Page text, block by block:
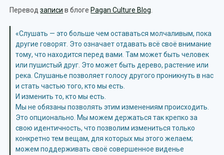
Переводзаписи в блоге Pagan Culture Blog
«Слушать — это больше чем оставаться молчаливым, пока
другие говорят. Это означает отдавать всё своё внимание
тому, что находится перед вами. Там может быть человек
или пушистый друг. Это может быть дерево, растение или
река. Слушанье позволяет голосу другого проникнуть в нас
и стать частью того, кто мы есть.
И изменить то, кто мы есть.
Мы не обязаны позволять этим изменениям происходить.
Это опционально. Мы можем держаться так крепко за
свою идентичность, что позволим измениться только
конкретно тем вещам, для которых мы этого желаем;
можем поддерживать своё совершенное виденье